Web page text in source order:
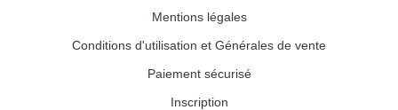
Mentions légales
Conditions d'utilisation et Générales de vente
Paiement sécurisé
Inscription